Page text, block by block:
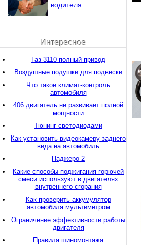
водителя
Интересное
Газ 3110 полный привод
Воздушные подушки для подвески
Что такое климат-контроль
автомобиля
406 двигатель не развивает полной
мощности
Тюнинг светодиодами
Как установить видеокамеру заднего
вида на автомобиль
Паджеро 2
Какие способы поджигания горючей
смеси используют в двигателях
внутреннего сгорания
Как проверить аккумулятор
автомобиля мультиметром
Ограничение эффективности работы
двигателя
Правила шиномонтажа